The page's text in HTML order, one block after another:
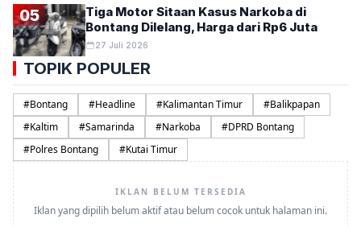
05
Tiga Motor Sitaan Kasus Narkoba di
Bontang Dilelang, Harga dari Rp6 Juta
27 Juli 2026
TOPIK POPULER
#Bontang #Headline #Kalimantan Timur #Balikpapan
#Kaltim #Samarinda #Narkoba #DPRD Bontang
#Polres Bontang #Kutai Timur
IKLAN BELUM TERSEDIA
Iklan yang dipilih belum aktif atau belum cocok untuk halaman ini.